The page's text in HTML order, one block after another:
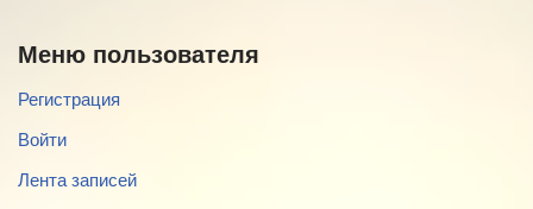
Меню пользователя
Регистрация
Войти
Лента записей